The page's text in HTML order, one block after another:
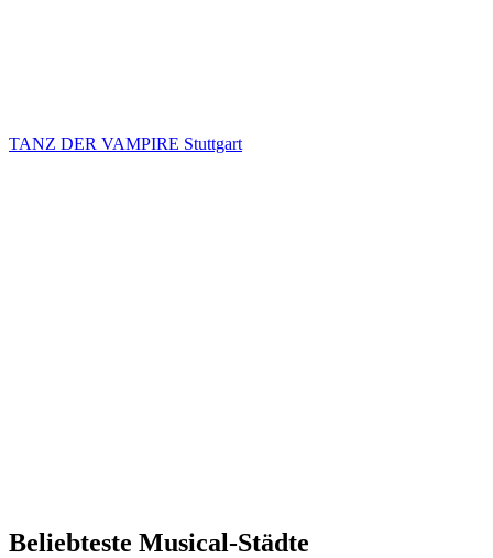
TANZ DER VAMPIRE Stuttgart
Beliebteste Musical-Städte